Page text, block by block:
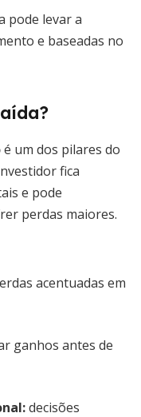
pode levar a
e baseadas no
é um dos pilares do
fica
e pode
perdas maiores.
acentuadas em
ganhos antes de
decisões